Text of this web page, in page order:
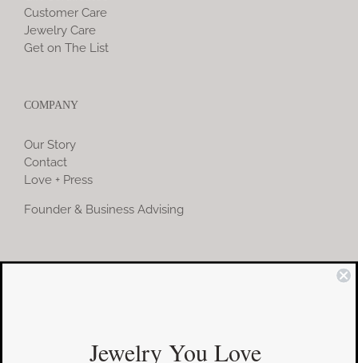
Customer Care
Jewelry Care
Get on The List
COMPANY
Our Story
Contact
Love + Press
Founder & Business Advising
COMMUNITY
FacebookJewelry You Love